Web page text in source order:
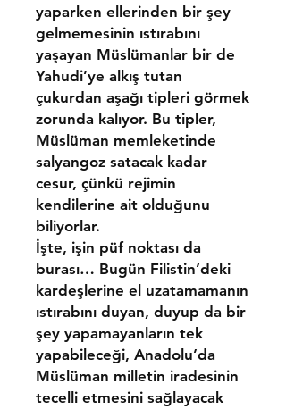
yaparken ellerinden bir şey
gelmemesinin ıstırabını
yaşayan Müslümanlar bir de
Yahudi’ye alkış tutan
çukurdan aşağı tipleri görmek
zorunda kalıyor. Bu tipler,
Müslüman memleketinde
salyangoz satacak kadar
cesur, çünkü rejimin
kendilerine ait olduğunu
biliyorlar.
İşte, işin püf noktası da
burası… Bugün Filistin’deki
kardeşlerine el uzatamamanın
ıstırabını duyan, duyup da bir
şey yapamayanların tek
yapabileceği, Anadolu’da
Müslüman milletin iradesinin
tecelli etmesini sağlayacak